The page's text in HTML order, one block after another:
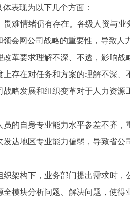
表现为以下几个方面：
难情绪仍有存在。各级人资与业
会网公司战略的重要性，导致人
革要求理解不深、不透，影响
存在对任务和方案的理解不深
略发展和组织变革对于人力资
的自身专业能力水平参差不齐
达地区专业能力偏弱，导致省
架构下，业务部门提出需求时
模块分析问题、解决问题，使